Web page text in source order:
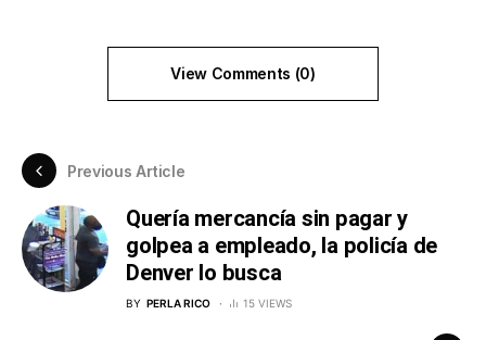
View Comments (0)
Previous Article
Quería mercancía sin pagar y
golpea a empleado, la policía de
Denver lo busca
BY PERLA RICO 15 VIEWS